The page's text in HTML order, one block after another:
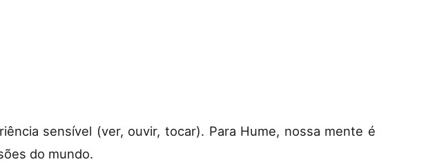
sensível (ver, ouvir, tocar). Para Hume, nossa mente é
do mundo.